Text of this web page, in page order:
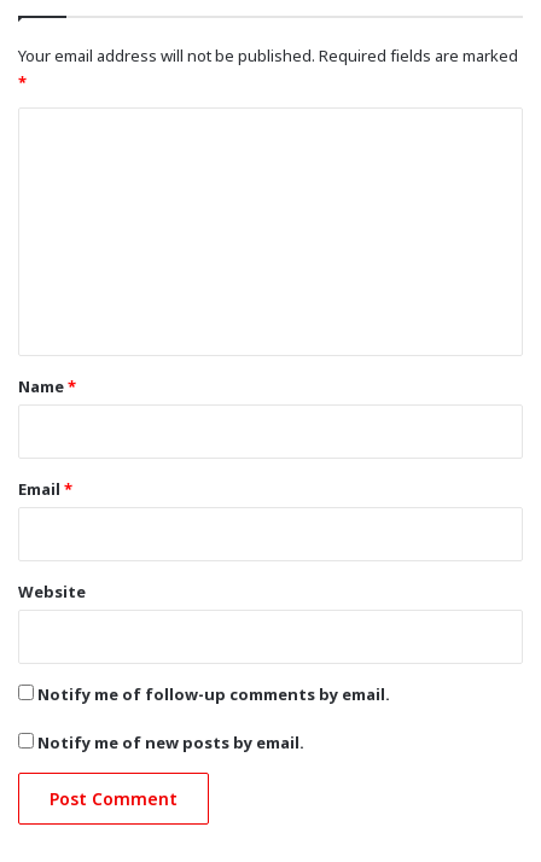
Your email address will not be published. Required fields are marked
*
*Name*
Email *
Website
Notify me of follow-up comments by email.
Notify me of new posts by email.